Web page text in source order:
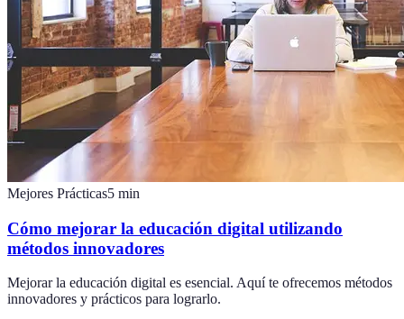
Mejores Prácticas5 min
Cómo mejorar la educación digital utilizando
métodos innovadores
Mejorar la educación digital es esencial. Aquí te ofrecemos métodos
innovadores y prácticos para lograrlo.